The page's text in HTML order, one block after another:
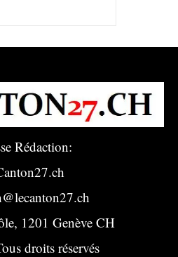
Rédaction:
1201 Genève CH
droits réservés